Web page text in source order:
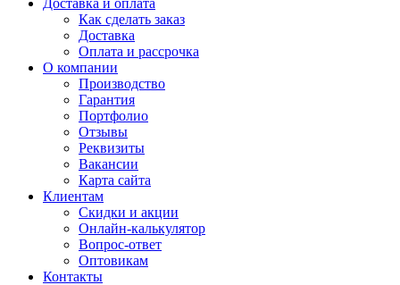
Доставка и оплата
Как сделать заказ
Доставка
Оплата и рассрочка
О компании
Производство
Гарантия
Портфолио
Отзывы
Реквизиты
Вакансии
Карта сайта
Клиентам
Скидки и акции
Онлайн-калькулятор
Вопрос-ответ
Оптовикам
Контакты